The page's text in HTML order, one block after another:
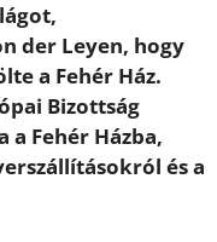
der Leyen, hogy
a Fehér Ház.
Bizottság
Fehér Házba,
és a